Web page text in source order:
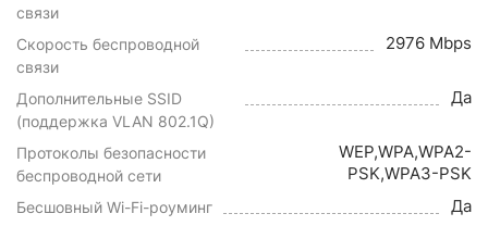
связи
Скорость беспроводной
связи
2976 Mbps
Дополнительные SSID
(поддержка VLAN 802.1Q)
Да
Протоколы безопасности
беспроводной сети
WEP,WPA,WPA2-
PSK,WPA3-PSK
Бесшовный Wi-Fi-роуминг Да